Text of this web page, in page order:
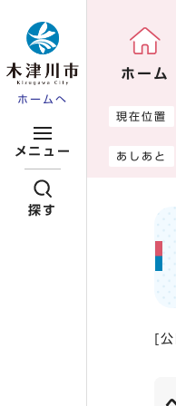
ホームへ
メニュー
探す
ホーム
ここから本
現在位置
あしあと
[